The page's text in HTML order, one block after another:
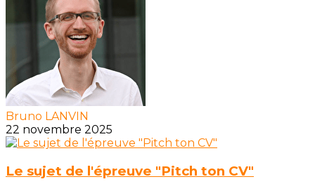
Bruno LANVIN
22 novembre 2025
Le sujet de l'épreuve "Pitch ton CV"